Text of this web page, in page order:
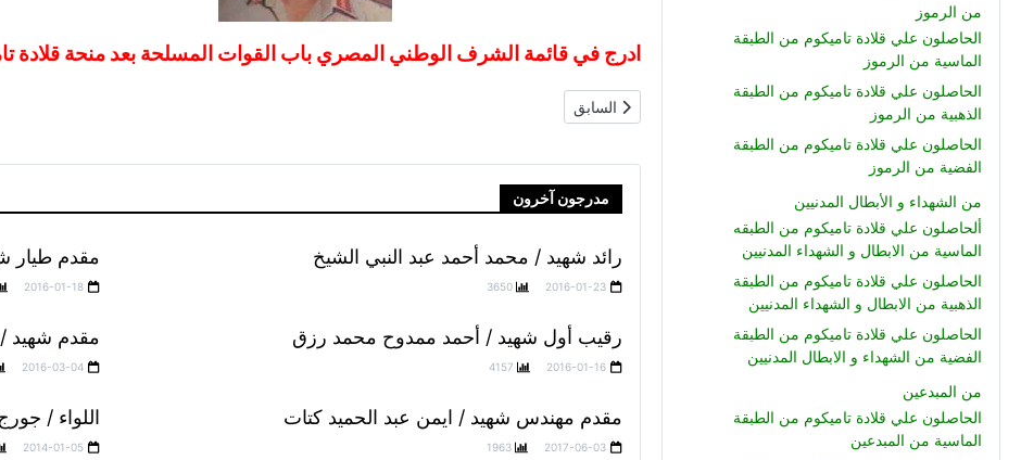
من الرموز
الحاصلون علي قلادة تاميكوم من الطبقة
الماسية من الرموز
الحاصلون علي قلادة تاميكوم من الطبقة
الذهبية من الرموز
الحاصلون علي قلادة تاميكوم من الطبقة
الفضية من الرموز
من الشهداء و الأبطال المدنيين
ألحاصلون علي قلادة تاميكوم من الطبقه
الماسية من الابطال و الشهداء المدنيين
الحاصلون علي قلادة تاميكوم من الطبقة
الذهبية من الابطال و الشهداء المدنيين
الحاصلون علي قلادة تاميكوم من الطبقة
الفضية من الشهداء و الابطال المدنيين
من المبدعين
الحاصلون علي قلادة تاميكوم من الطبقة
الماسية من المبدعين
ادرج في قائمة الشرف الوطني المصري باب القوات المسلحة بعد منحة قلادة تاميكوم
المقال السابق: عقيد طيار / عبد الرحيم صدقي أبو زيد صدقي
السابق
مدرجون آخرون
رائد شهيد / محمد أحمد عبد النبي الشيخ
2016-01-23
3650
مقدم طيار
2016-01-18
رقيب أول شهيد / أحمد ممدوح محمد رزق
2016-01-16
4157
مقدم شهيد
2016-03-04
مقدم مهندس شهيد / ايمن عبد الحميد كتات
2017-06-03
1963
اللواء /
2014-01-05